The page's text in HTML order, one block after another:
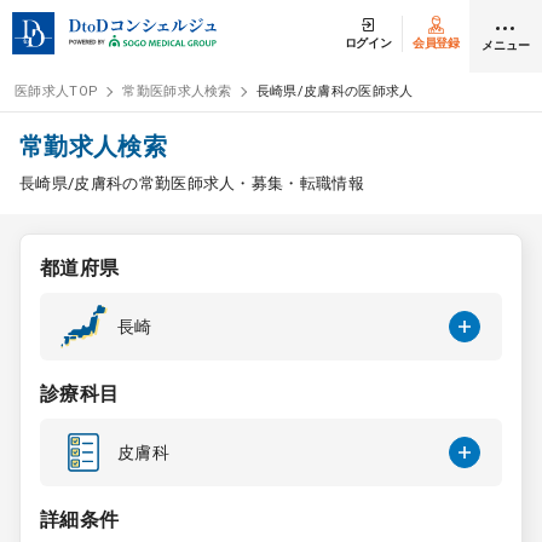
ログイン 会員登録 メニュー
ログイン
医師求人
常勤検索
スポット検索
DtoDの転職・
医師求人TOP 常勤医師求人検索 長崎県/皮膚科の医師求人
常勤求人検索
長崎県/皮膚科の常勤医師求人・募集・転職情報
都道府県
長崎
診療科目
皮膚科
詳細条件